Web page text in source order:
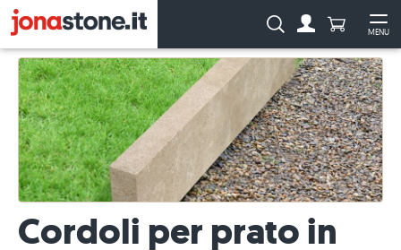
MENU
Ricerca: Numero di
Cordoli per prato in